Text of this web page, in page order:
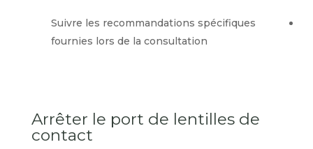
Suivre les recommandations spécifiques
fournies lors de la consultation
Arrêter le port de lentilles de
contact